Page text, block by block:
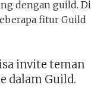
dengan guild. Di
fitur Guild
invite teman
dalam Guild.